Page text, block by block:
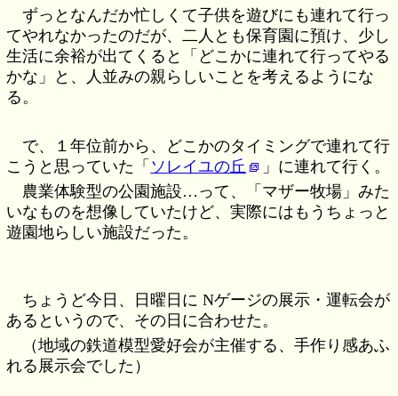
ずっとなんだか忙しくて子供を遊びにも連れて行っ
てやれなかったのだが、二人とも保育園に預け、少し
生活に余裕が出てくると「どこかに連れて行ってやる
かな」と、人並みの親らしいことを考えるようにな
る。
で、１年位前から、どこかのタイミングで連れて行
こうと思っていた「 ソレイユの丘
」に連れて行く。
農業体験型の公園施設…って、「マザー牧場」みた
いなものを想像していたけど、実際にはもうちょっと
遊園地らしい施設だった。
ちょうど今日、日曜日に Nゲージの展示・運転会が
あるというので、その日に合わせた。
（地域の鉄道模型愛好会が主催する、手作り感あふ
れる展示会でした）